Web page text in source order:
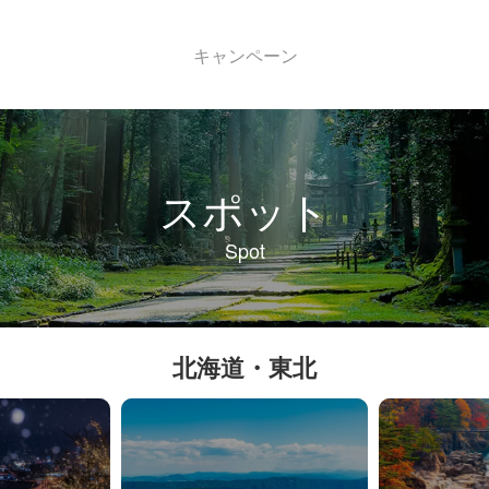
キャンペーン
スポット
Spot
北海道・東北